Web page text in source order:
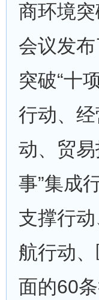
商环境
会议发
突破“十
行动、
动、贸
事”集成
支撑行
航行动
面的60